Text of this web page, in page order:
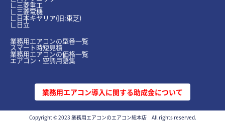
∟三菱重工
∟三菱電機
∟日本キヤリア(旧:東芝)
∟日立
業務用エアコンの型番一覧
スマート時短見積
業務用エアコンの価格一覧
エアコン・空調用語集
業務用エアコン導入に関する助成金について
Copyright © 2023 業務用エアコンのエアコン総本店 All rights reserved.